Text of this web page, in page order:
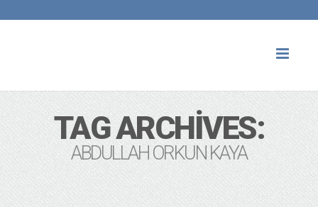
TAG ARCHIVES:
ABDULLAH ORKUN KAYA